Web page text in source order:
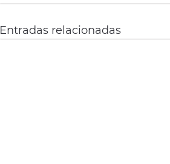
Entradas relacionadas